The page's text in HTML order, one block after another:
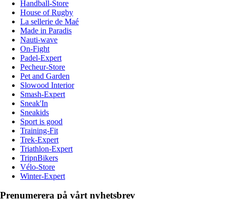
Handball-Store
House of Rugby
La sellerie de Maé
Made in Paradis
Nauti-wave
On-Fight
Padel-Expert
Pecheur-Store
Pet and Garden
Slowood Interior
Smash-Expert
Sneak'In
Sneakids
Sport is good
Training-Fit
Trek-Expert
Triathlon-Expert
TripnBikers
Vélo-Store
Winter-Expert
Prenumerera på vårt nyhetsbrev